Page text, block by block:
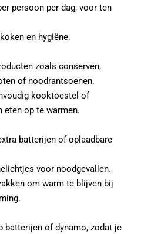
persoon per dag, voor ten
en hygiëne.
zoals conserven,
of noodrantsoenen.
kooktoestel of
eten op te warmen.
batterijen of oplaadbare
voor noodgevallen.
om warm te blijven bij
batterijen of dynamo, zodat je